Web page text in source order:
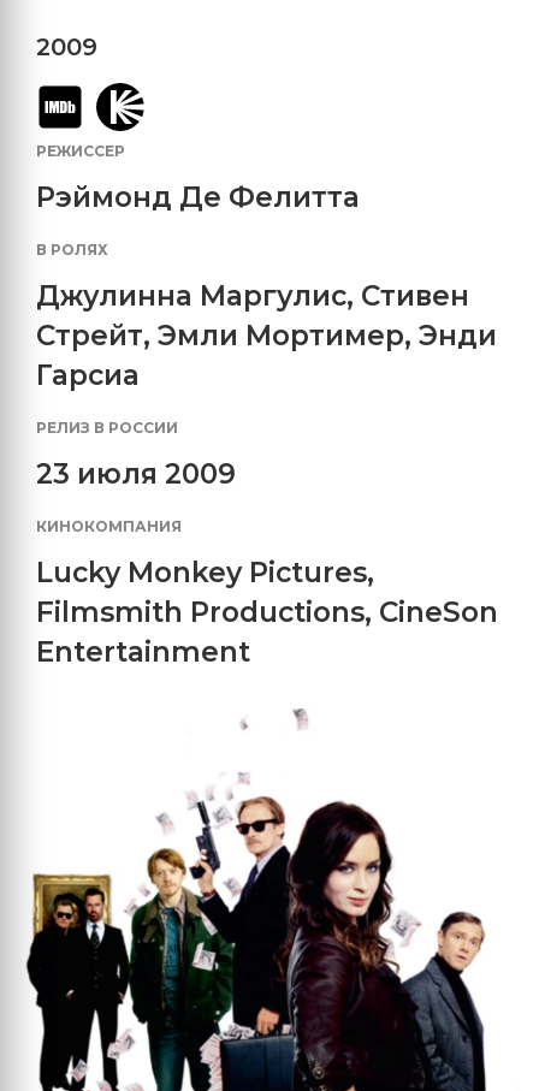
2009
РЕЖИССЕР
Рэймонд Де Фелитта
В РОЛЯХ
Джулинна Маргулис, Стивен
Стрейт, Эмли Мортимер, Энди
Гарсиа
РЕЛИЗ В РОССИИ
23 июля 2009
КИНОКОМПАНИЯ
Lucky Monkey Pictures,
Filmsmith Productions, CineSon
Entertainment